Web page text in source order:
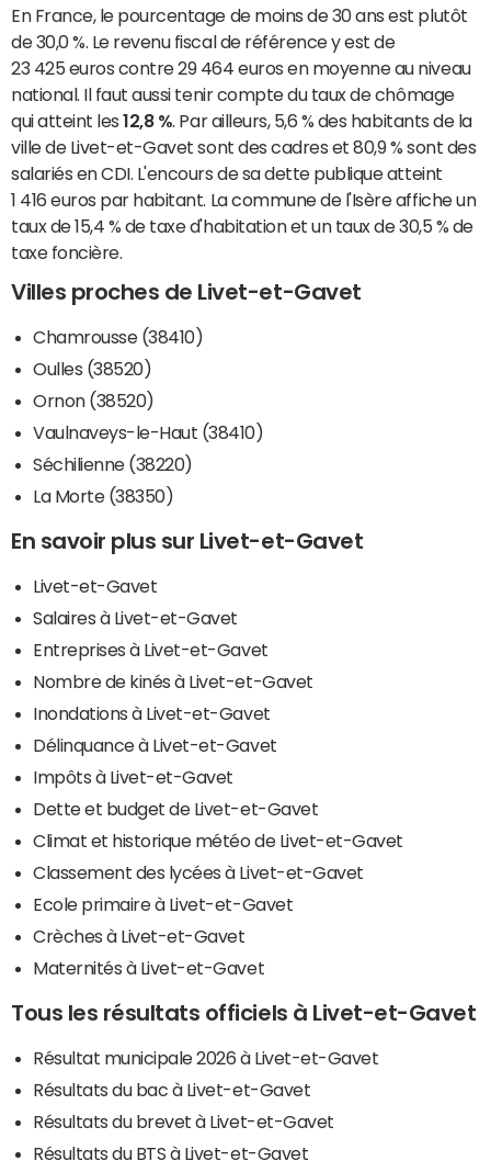
En France, le pourcentage de moins de 30 ans est plutôt
de 30,0 %. Le revenu fiscal de référence y est de
23 425 euros contre 29 464 euros en moyenne au niveau
national. Il faut aussi tenir compte du taux de chômage
qui atteint les12,8 %. Par ailleurs, 5,6 % des habitants de la
ville de Livet-et-Gavet sont des cadres et 80,9 % sont des
salariés en CDI. L'encours de sa dette publique atteint
1 416 euros par habitant. La commune de l'Isère affiche un
taux de 15,4 % de taxe d'habitation et un taux de 30,5 % de
taxe foncière.
Villes proches de Livet-et-Gavet
Chamrousse (38410)
Oulles (38520)
Ornon (38520)
Vaulnaveys-le-Haut (38410)
Séchilienne (38220)
La Morte (38350)
En savoir plus sur Livet-et-Gavet
Livet-et-Gavet
Salaires à Livet-et-Gavet
Entreprises à Livet-et-Gavet
Nombre de kinés à Livet-et-Gavet
Inondations à Livet-et-Gavet
Délinquance à Livet-et-Gavet
Impôts à Livet-et-Gavet
Dette et budget de Livet-et-Gavet
Climat et historique météo de Livet-et-Gavet
Classement des lycées à Livet-et-Gavet
Ecole primaire à Livet-et-Gavet
Crèches à Livet-et-Gavet
Maternités à Livet-et-Gavet
Tous les résultats officiels à Livet-et-Gavet
Résultat municipale 2026 à Livet-et-Gavet
Résultats du bac à Livet-et-Gavet
Résultats du brevet à Livet-et-Gavet
Résultats du BTS à Livet-et-Gavet